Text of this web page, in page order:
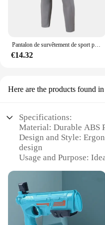
Pantalon de survêtement de sport pour homme, taille élastique adt, séchage rapide, entraînement, jogging solide, respirant, décontracté, droit, fjgers, printemps, automne
€14.32
Here are the products found
Specifications:
Material: Durable ABS
Design and Style:
design
Usage and Purpose:
Performance and
capabilities
Parts and Accessories:
launcher sets for varied
Applicable People: